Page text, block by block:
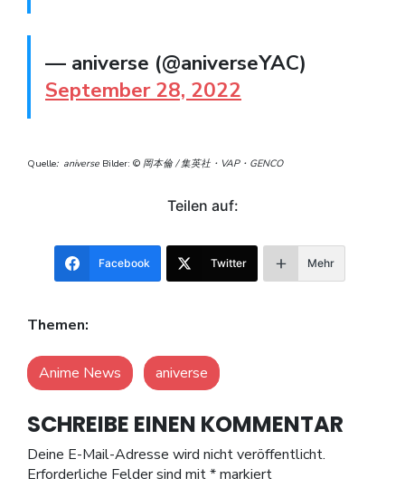
— aniverse (@aniverseYAC)
September 28, 2022
Quelle: aniverse Bilder: © 岡本倫 / 集英社・VAP・GENCO
Teilen auf:
Facebook Twitter Mehr
Themen:
Anime News aniverse
SCHREIBE EINEN KOMMENTAR
Deine E-Mail-Adresse wird nicht veröffentlicht.
Erforderliche Felder sind mit*markiert